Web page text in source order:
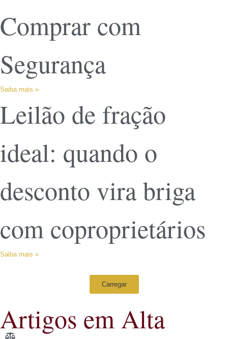
Comprar com
Segurança
Saiba mais »
Leilão de fração
ideal: quando o
desconto vira briga
com coproprietários
Saiba mais »
Carregar
Artigos em Alta